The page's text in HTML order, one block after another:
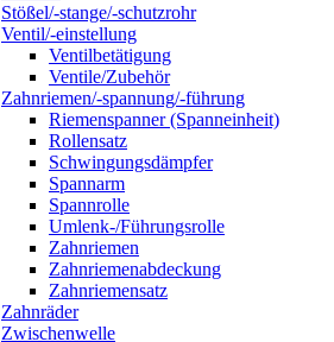
Stößel/-stange/-schutzrohr
Ventil/-einstellung
Ventilbetätigung
Ventile/Zubehör
Zahnriemen/-spannung/-führung
Riemenspanner (Spanneinheit)
Rollensatz
Schwingungsdämpfer
Spannarm
Spannrolle
Umlenk-/Führungsrolle
Zahnriemen
Zahnriemenabdeckung
Zahnriemensatz
Zahnräder
Zwischenwelle